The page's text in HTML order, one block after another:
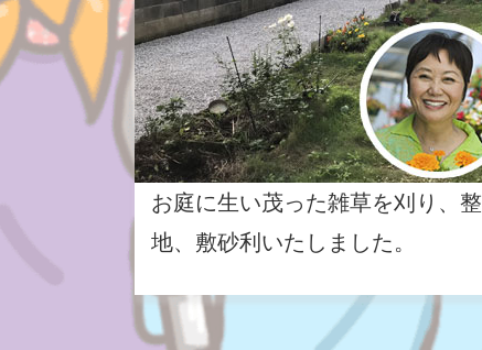
お庭に生い茂った雑草を刈り、整
地、敷砂利いたしました。